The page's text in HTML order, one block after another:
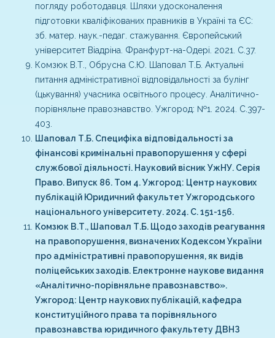
погляду роботодавця. Шляхи удосконалення
підготовки кваліфікованих правників в Україні та ЄС:
зб. матер. наук.-педаг. стажування. Європейський
університет Віадріна. Франфурт-на-Одері. 2021. С.37.
Комзюк В.Т., Обрусна С.Ю. Шаповал Т.Б. Актуальні
питання адміністративної відповідальності за булінг
(цькування) учасника освітнього процесу. Аналітично-
порівняльне правознавство. Ужгород: №1. 2024. С.397-
403.
Шаповал Т.Б. Специфіка відповідальності за
фінансові кримінальні правопорушення у сфері
службової діяльності. Науковий вісник УжНУ. Серія
Право. Випуск 86. Том 4. Ужгород: Центр наукових
публікацій Юридичний факультет Ужгородського
національного університету. 2024. С. 151-156.
Комзюк В.Т., Шаповал Т.Б. Щодо заходів реагування
на правопорушення, визначених Кодексом України
про адміністративні правопорушення, як видів
поліцейських заходів. Електронне наукове видання
«Аналітично-порівняльне правознавство».
Ужгород: Центр наукових публікацій, кафедра
конституційного права та порівняльного
правознавства юридичного факультету ДВНЗ